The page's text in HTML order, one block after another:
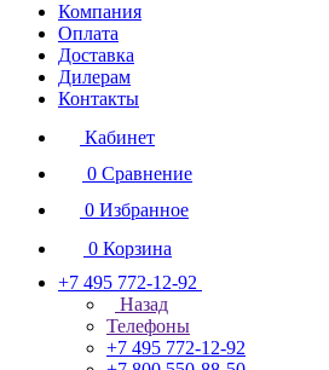
Компания
Оплата
Доставка
Дилерам
Контакты
Кабинет
0 Сравнение
0 Избранное
0 Корзина
+7 495 772-12-92
Назад
Телефоны
+7 495 772-12-92